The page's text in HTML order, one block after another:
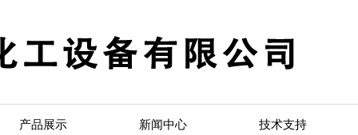
产品展示 新闻中心 技术支持